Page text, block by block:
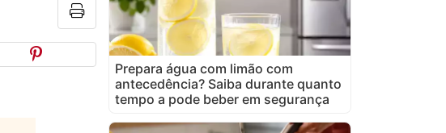
Prepara água com limão com
antecedência? Saiba durante quanto
tempo a pode beber em segurança